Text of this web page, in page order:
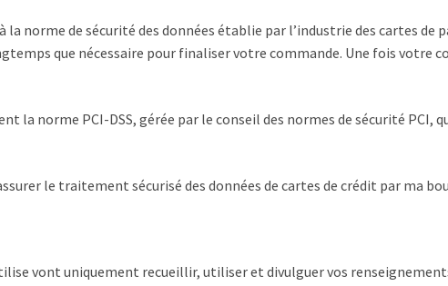
norme de sécurité des données établie par l’industrie des cartes de
que nécessaire pour finaliser votre commande. Une fois votre
la norme PCI-DSS, gérée par le conseil des normes de sécurité PCI,
le traitement sécurisé des données de cartes de crédit par ma
vont uniquement recueillir, utiliser et divulguer vos